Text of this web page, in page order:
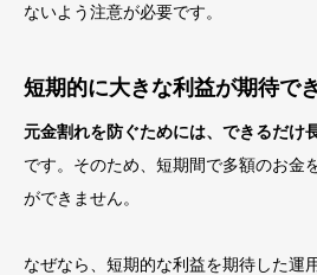
ないよう注意が必要です。
短期的に大きな利益が期待で
元金割れを防ぐためには、できるだけ
です。そのため、短期間で多額のお金
ができません。
なぜなら、短期的な利益を期待した運